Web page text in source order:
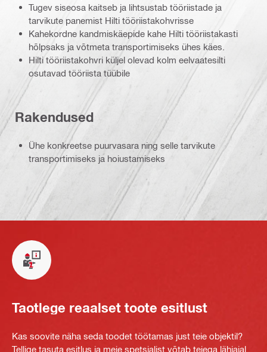
Tugev siseosa kaitseb ja lihtsustab tööriistade ja
tarvikute panemist Hilti tööriistakohvrisse
Kahekordne kandmiskäepide kahe Hilti tööriistakasti
hõlpsaks ja võtmeta transportimiseks ühes käes.
Hilti tööriistakohvri küljel olevad kolm eelvaatesilti
osutavad tööriista tüübile
Rakendused
Ühe konkreetse puurvasara ning selle tarvikute
transportimiseks ja hoiustamiseks
Taotlege reaalset toote esitlust
Kas soovite näha seda toodet töötamas just teie objektil?
Tellige tasuta esitlus ja meie spetsialist võtab teiega lähiajal